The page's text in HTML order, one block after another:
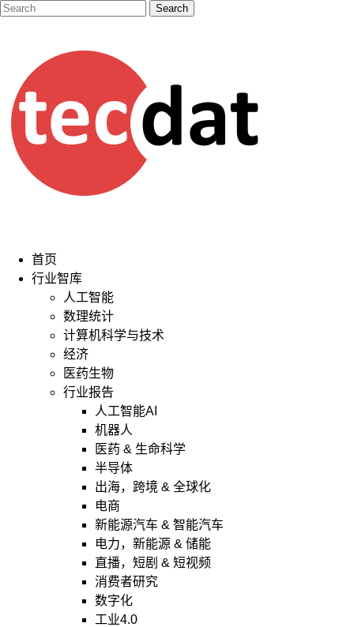
首页
行业智库
人工智能
数理统计
计算机科学与技术
经济
医药生物
行业报告
人工智能AI
机器人
医药 & 生命科学
半导体
出海，跨境 & 全球化
电商
新能源汽车 & 智能汽车
电力，新能源 & 储能
直播，短剧 & 短视频
消费者研究
数字化
工业4.0